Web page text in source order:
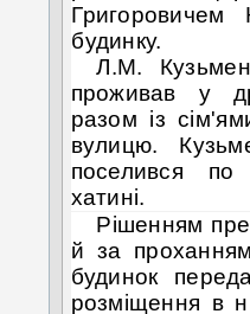
будинку.
Л.М.
проживав у
разом із
вулицю.
поселився по
хатині.
Рішенням
й за
будинок
розміщення в